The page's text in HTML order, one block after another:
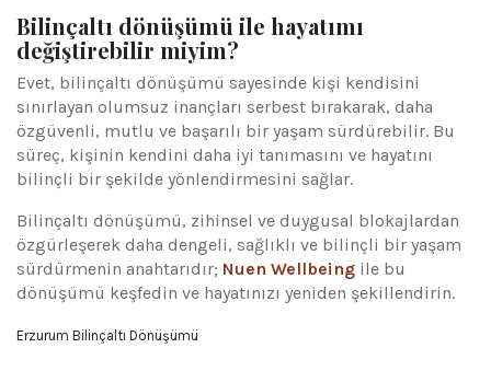
Bilinçaltı dönüşümü ile hayatımı
değiştirebilir miyim?
Evet, bilinçaltı dönüşümü sayesinde kişi kendisini
sınırlayan olumsuz inançları serbest bırakarak, daha
özgüvenli, mutlu ve başarılı bir yaşam sürdürebilir. Bu
süreç, kişinin kendini daha iyi tanımasını ve hayatını
bilinçli bir şekilde yönlendirmesini sağlar.
Bilinçaltı dönüşümü, zihinsel ve duygusal blokajlardan
özgürleşerek daha dengeli, sağlıklı ve bilinçli bir yaşam
sürdürmenin anahtarıdır; Nuen Wellbeing ile bu
dönüşümü keşfedin ve hayatınızı yeniden şekillendirin.
Erzurum Bilinçaltı Dönüşümü